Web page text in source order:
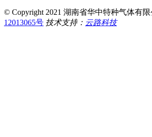
© Copyright 2021 湖南省华中特种气体有限
12013065号 技术支持： 云路科技